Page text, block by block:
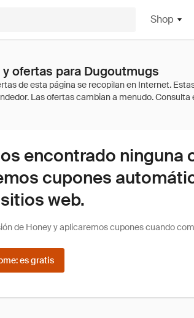
Shop
ofertas para Dugoutmugs
encontrado ninguna
cupones
web.
de Honey y aplicaremos cupones cuando
es gratis